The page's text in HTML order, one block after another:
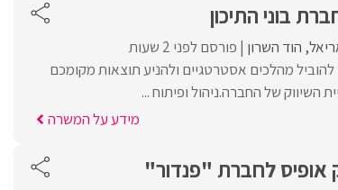
בוני התיכון
הוד השרון פורסם לפני 2 שעות
להוביל מהלכים אסטרטגיים ולהניע תוצאות מקומכם
השיווק של החברה.ניהול ופיתוח ...
מידע על המשרה
אופיס לחברת "פנדור"